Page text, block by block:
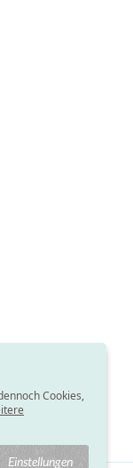
Cookies,
Einstellungen